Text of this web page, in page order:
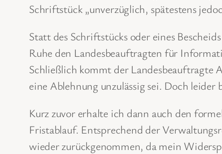
Schriftstück „unverzüglich, spätestens
Statt des Schriftstücks oder eines
Ruhe den Landesbeauftragten für
Schließlich kommt der Landesbeauftragte
eine Ablehnung unzulässig sei. Doch
Kurz zuvor erhalte ich dann auch den
Fristablauf. Entsprechend der
wieder zurückgenommen, da mein